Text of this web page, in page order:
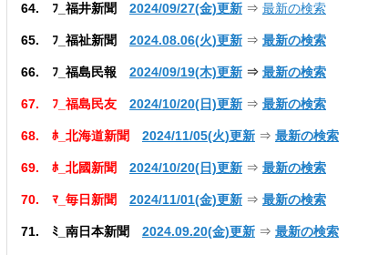
64. ﾌ_福井新聞 2024/09/27(金)更新 ⇒ 最新の検索
65. ﾌ_福祉新聞 2024.08.06(火)更新 ⇒ 最新の検索
66. ﾌ_福島民報 2024/09/19(木)更新 ⇒ 最新の検索
67. ﾌ_福島民友 2024/10/20(日)更新 ⇒ 最新の検索
68. ﾎ_北海道新聞 2024/11/05(火)更新 ⇒ 最新の検索
69. ﾎ_北國新聞 2024/10/20(日)更新 ⇒ 最新の検索
70. ﾏ_毎日新聞 2024/11/01(金)更新 ⇒ 最新の検索
71. ﾐ_南日本新聞 2024.09.20(金)更新 ⇒ 最新の検索